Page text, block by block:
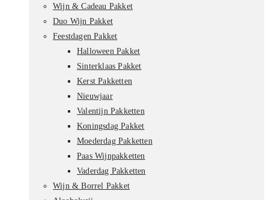
Wijn & Cadeau Pakket
Duo Wijn Pakket
Feestdagen Pakket
Halloween Pakket
Sinterklaas Pakket
Kerst Pakketten
Nieuwjaar
Valentijn Pakketten
Koningsdag Pakket
Moederdag Pakketten
Paas Wijnpakketten
Vaderdag Pakketten
Wijn & Borrel Pakket